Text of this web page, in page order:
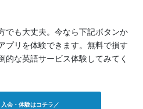
でも大丈夫。今なら下記ボタンか
プリを体験できます。無料で損す
的な英語サービス体験してみてく
会・体験はコチラ／